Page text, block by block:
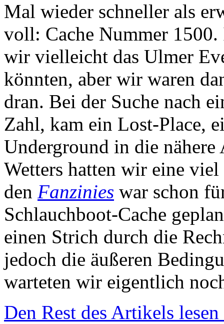
Mal wieder schneller als
voll: Cache Nummer
wir vielleicht das Ulmer
könnten, aber wir waren
dran. Bei der Suche nach
Zahl, kam ein Lost-Place,
Underground in die nähere
Wetters hatten wir eine viel
den Fanzinies war schon
Schlauchboot-Cache
einen Strich durch die
jedoch die äußeren
warteten wir eigentlich
Den Rest des Artikels lesen